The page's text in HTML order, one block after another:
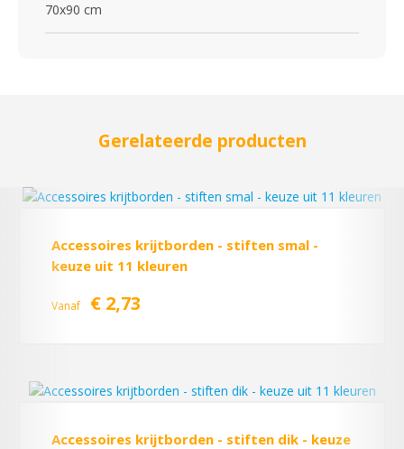
70x90 cm
Gerelateerde producten
Accessoires krijtborden - stiften smal -
keuze uit 11 kleuren
Vanaf € 2,73
Accessoires krijtborden - stiften dik - keuze